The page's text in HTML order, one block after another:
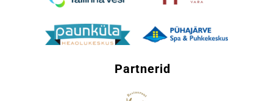
Partnerid